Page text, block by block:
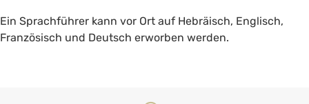
Ein Sprachführer kann vor Ort auf Hebräisch, Englisch,
Französisch und Deutsch erworben werden.